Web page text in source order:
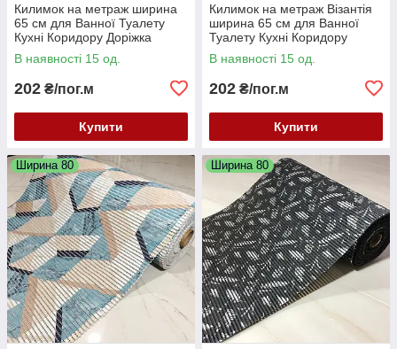
Килимок на метраж ширина
65 см для Ванної Туалету
Кухні Коридору Доріжка
Аквамат
В наявності 15 од.
202 ₴/пог.м
Купити
Килимок на метраж Візантія
ширина 65 см для Ванної
Туалету Кухні Коридору
Доріжка Аквамат
В наявності 15 од.
202 ₴/пог.м
Купити
Ширина 80 Ширина 80